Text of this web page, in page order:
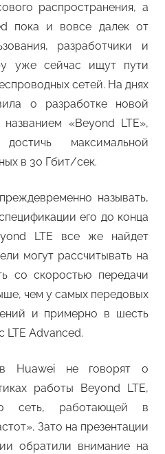
распространения, а
пока и вовсе далек от
разработчики и
уже сейчас ищут пути
сетей. На днях
о разработке новой
«Beyond LTE»,
максимальной
в 30 Гбит/сек.
называть,
его до конца
LTE все же найдет
могут рассчитывать на
со скоростью передачи
чем у самых передовых
и примерно в шесть
LTE Advanced.
Huawei не говорят о
работы Beyond LTE,
сеть, работающей в
Зато на презентации
обратили внимание на